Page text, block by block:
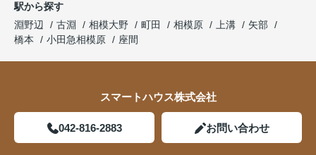
駅から探す
淵野辺
古淵 相模大野 町田 相模原 上溝
矢部
橋本
小田急相模原 座間
スマートハウス株式会社
042-816-2883 お問い合わせ